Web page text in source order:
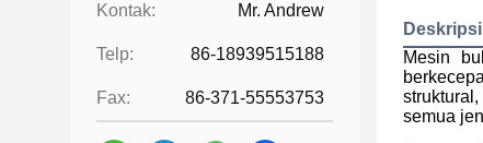
Kontak: Mr. Andrew
Telp: 86-18939515188
Fax: 86-371-55553753
Mesin
semua